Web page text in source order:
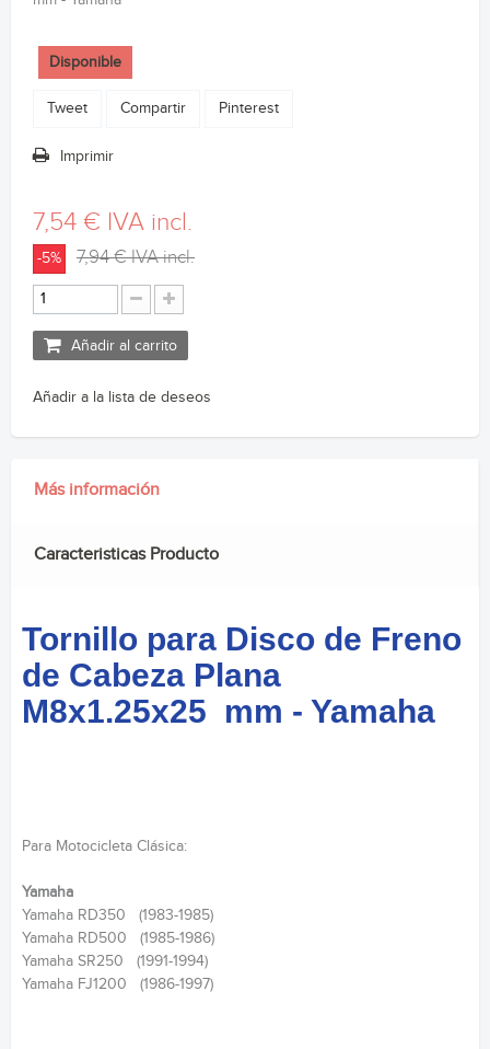
Disponible
Tweet Compartir Pinterest
Imprimir
7,54 € IVA incl.
-5% 7,94 €IVA incl.
Añadir al carrito
Añadir a la lista de deseos
Más información
Caracteristicas Producto
Tornillo para Disco de Freno
de Cabeza Plana
M8x1.25x25 mm - Yamaha
Para Motocicleta Clásica:
Yamaha
Yamaha RD350 (1983-1985)
Yamaha RD500 (1985-1986)
Yamaha SR250 (1991-1994)
Yamaha FJ1200 (1986-1997)